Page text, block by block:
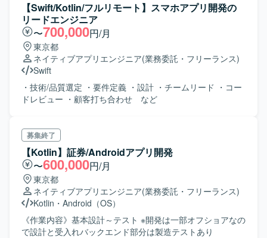
【Swift/Kotlin/フルリモート】スマホアプリ開発の
リードエンジニア
〜700,000円/月
東京都
ネイティブアプリエンジニア(業務委託・フリーランス)
Swift
・技術/品質選定 ・要件定義 ・設計 ・チームリード ・コー
ドレビュー ・顧客打ち合わせ など
募集終了
【Kotlin】証券/Androidアプリ開発
〜600,000円/月
東京都
ネイティブアプリエンジニア(業務委託・フリーランス)
Kotlin ・ Android（OS）
《作業内容》基本設計～テスト ※開発は一部オフショアなの
で設計と受入れバックエンド部分は製造テストあり